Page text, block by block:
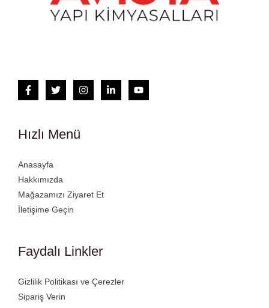
Hızlı Menü
Anasayfa
Hakkımızda
Mağazamızı Ziyaret Et
İletişime Geçin
Faydalı Linkler
Gizlilik Politikası ve Çerezler
Sipariş Verin